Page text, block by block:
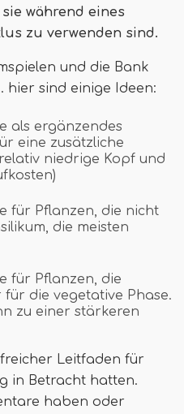
während eines
zu verwenden sind.
und die Bank
hier sind einige Ideen:
als ergänzendes
eine zusätzliche
niedrige Kopf und
für Pflanzen, die nicht
die meisten
für Pflanzen, die
die vegetative Phase.
zu einer stärkeren
Leitfaden für
in Betracht hatten.
haben oder